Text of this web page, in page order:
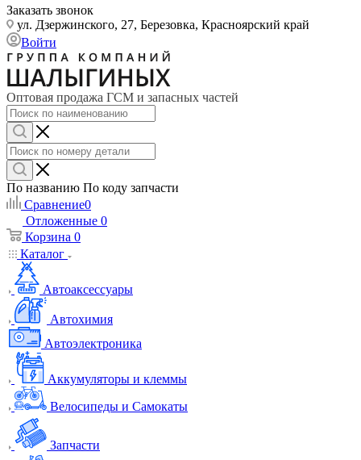
Заказать звонок
ул. Дзержинского, 27, Березовка, Красноярский край
Войти
Оптовая продажа ГСМ и запасных частей
По названию По коду запчасти
Сравнение0
Отложенные 0
Корзина 0
Каталог
Автоаксессуары
Автохимия
Автоэлектроника
Аккумуляторы и клеммы
Велосипеды и Самокаты
Запчасти